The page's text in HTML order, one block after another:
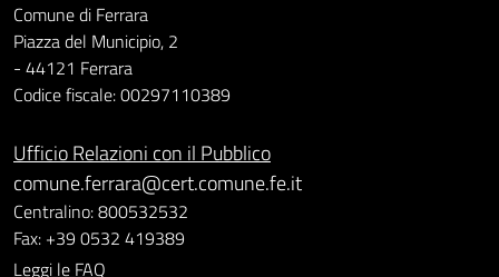
Comune di Ferrara
Piazza del Municipio, 2
- 44121 Ferrara
Codice fiscale: 00297110389
Ufficio Relazioni con il Pubblico
comune.ferrara@cert.comune.fe.it
Centralino: 800532532
Fax: +39 0532 419389
Leggi le FAQ